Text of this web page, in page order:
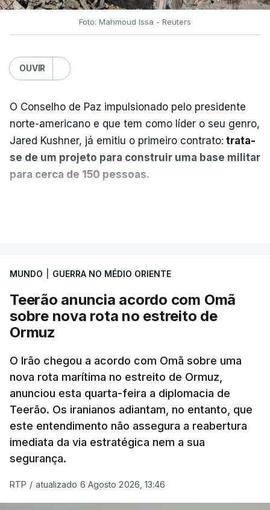
Foto: Mahmoud Issa - Reuters
OUVIR
O Conselho de Paz impulsionado pelo presidente
norte-americano e que tem como líder o seu genro,
Jared Kushner, já emitiu o primeiro contrato: trata-
se de um projeto para construir uma base militar
para cerca de 150 pessoas.
que já colaborou com a Administração norte-
americana em projetos no Médio Oriente,
nomeadamente no Iraque.
militar deverá ficar nos 60 por cento de
território de Gaza que Israel controla e a cerca
de 1,5 quilómetros da fronteira com Israel.
Permite, desta forma, uma extração rápida em
caso de ataque.
Segundo um funcionário do Conselho de Paz, a
organização está na “fase final de preparação de
MUNDO GUERRA NO MÉDIO ORIENTE
Teerão anuncia acordo com Omã
sobre nova rota no estreito de
Ormuz
O Irão chegou a acordo com Omã sobre uma
nova rota marítima no estreito de Ormuz,
anunciou esta quarta-feira a diplomacia de
Teerão. Os iranianos adiantam, no entanto, que
este entendimento não assegura a reabertura
imediata da via estratégica nem a sua
segurança.
RTP / atualizado 6 Agosto 2026, 13:46